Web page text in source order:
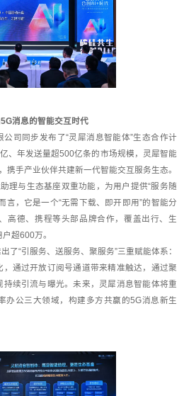
消息的智能交互时代
司同步发布了“灵犀消息智能体”生态合作计
、年发送量超500亿条的市场规模，灵犀智能
携手产业伙伴共建新一代智能交互服务生态。
理与生态基座双重功能，为用户提供“服务随
言，它是一个“无需下载、即开即用”的智能分
高德、携程等头部品牌合作，覆盖出行、生
超600万。
了“引服务、送服务、聚服务”三重赋能体系：
通过开放订阅号通道带来精准触达，通过聚
续引流与曝光。未来，灵犀消息智能体将重
办公三大领域，构建多方共赢的5G消息新生